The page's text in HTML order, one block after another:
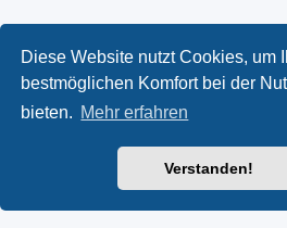
Diese Website nutzt Cookies, um
bestmöglichen Komfort bei der
bieten. Mehr erfahren
Verstanden!